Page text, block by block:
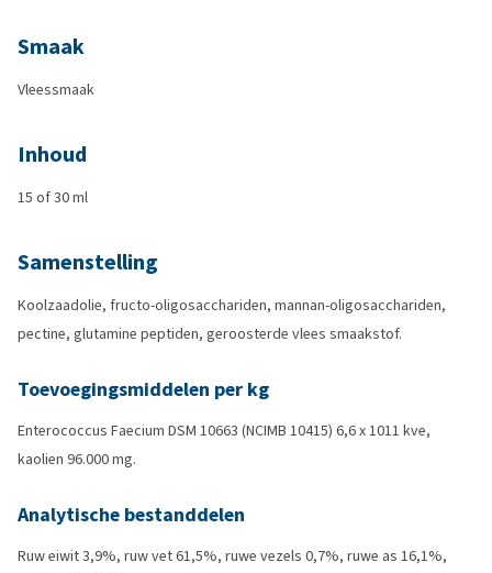
Smaak
Vleessmaak
Inhoud
15 of 30 ml
Samenstelling
Koolzaadolie, fructo-oligosacchariden, mannan-oligosacchariden,
pectine, glutamine peptiden, geroosterde vlees smaakstof.
Toevoegingsmiddelen per kg
Enterococcus Faecium DSM 10663 (NCIMB 10415) 6,6 x 1011 kve,
kaolien 96.000 mg.
Analytische bestanddelen
Ruw eiwit 3,9%, ruw vet 61,5%, ruwe vezels 0,7%, ruwe as 16,1%,